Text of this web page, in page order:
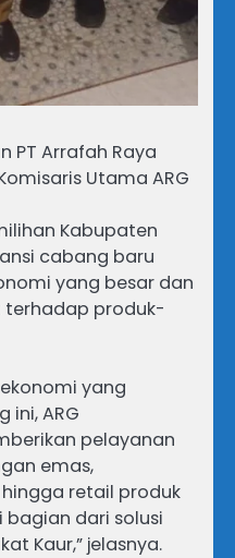
PT Arrafah Raya
Utama ARG
Kabupaten
cabang baru
yang besar dan
produk-
yang
ini, ARG
pelayanan
emas,
retail produk
bagian dari solusi
Kaur,” jelasnya.